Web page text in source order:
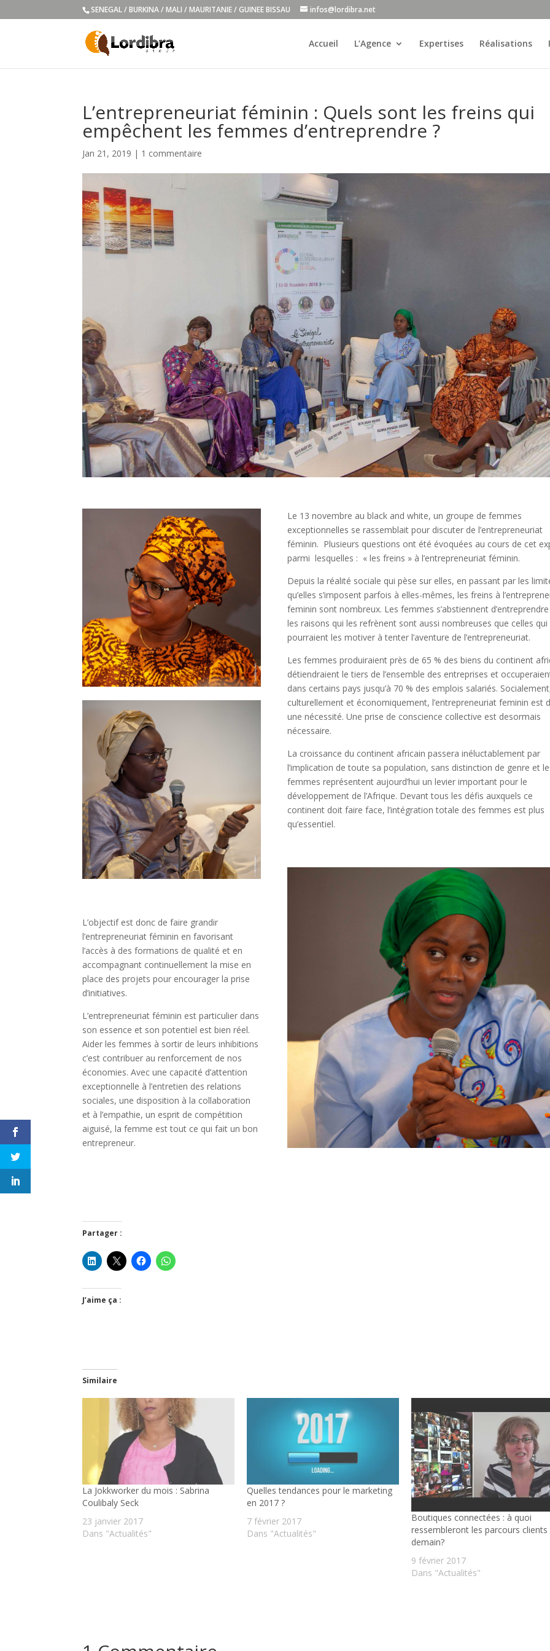
SENEGAL / BURKINA / MALI / MAURITANIE / GUINEE BISSAU infos@lordibra.net
Accueil L’Agence Expertises Réalisations
L’entrepreneuriat féminin : Quels sont les freins qui
empêchent les femmes d’entreprendre ?
Jan 21, 2019 | 1 commentaire
Facebook Twitter
LinkedIn
Facebook
LinkedIn
L’objectif est donc de faire grandir
l’entrepreneuriat féminin en favorisant
l’accès à des formations de qualité et en
accompagnant continuellement la mise en
place des projets pour encourager la prise
d’initiatives.
L’entrepreneuriat féminin est particulier dans
son essence et son potentiel est bien réel.
Aider les femmes à sortir de leurs inhibitions
c’est contribuer au renforcement de nos
économies. Avec une capacité d’attention
exceptionnelle à l’entretien des relations
sociales, une disposition à la collaboration
et à l’empathie, un esprit de compétition
aiguisé, la femme est tout ce qui fait un bon
entrepreneur.
Le 13 novembre au black and white, un groupe de femmes
exceptionnelles se rassemblait pour discuter de l’entrepreneuriat
féminin. Plusieurs questions ont été évoquées au cours de cet
parmi lesquelles : « les freins » à l’entrepreneuriat féminin.
Depuis la réalité sociale qui pèse sur elles, en passant par les
qu’elles s’imposent parfois à elles-mêmes, les freins à
feminin sont nombreux. Les femmes s’abstiennent
les raisons qui les refrènent sont aussi nombreuses que celles qui
pourraient les motiver à tenter l’aventure de l’entrepreneuriat.
Les femmes produiraient près de 65 % des biens du continent
détiendraient le tiers de l’ensemble des entreprises et
dans certains pays jusqu’à 70 % des emplois salariés.
culturellement et économiquement, l’entrepreneuriat feminin est
une nécessité. Une prise de conscience collective est desormais
nécessaire.
La croissance du continent africain passera inéluctablement par
l’implication de toute sa population, sans distinction de genre et
femmes représentent aujourd’hui un levier important pour le
développement de l’Afrique. Devant tous les défis auxquels ce
continent doit faire face, l’intégration totale des femmes est plus
qu’essentiel.
Twitter LinkedIn
Partager :
J’aime ça :
Similaire
La Jokkworker du mois : Sabrina
Coulibaly Seck
23 janvier 2017
Dans "Actualités"
Quelles tendances pour le marketing
en 2017 ?
7 février 2017
Dans "Actualités"
Boutiques connectées : à quoi
ressembleront les parcours clients
demain?
9 février 2017
Dans "Actualités"